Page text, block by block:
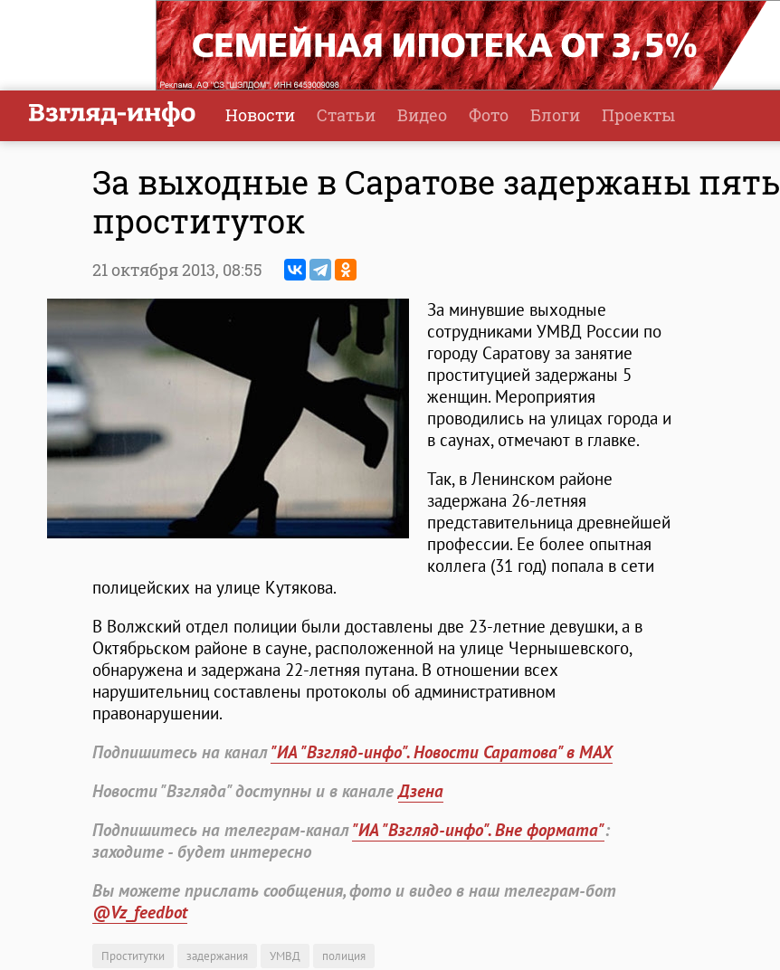
Новости Статьи Видео Фото Блоги Проекты
За выходные в Саратове задержаны пять
проституток
21 октября 2013, 08:55
За минувшие выходные
сотрудниками УМВД России по
городу Саратову за занятие
проституцией задержаны 5
женщин. Мероприятия
проводились на улицах города и
в саунах, отмечают в главке.
Так, в Ленинском районе
задержана 26-летняя
представительница древнейшей
профессии. Ее более опытная
коллега (31 год) попала в сети
полицейских на улице Кутякова.
В Волжский отдел полиции были доставлены две 23-летние девушки, а в
Октябрьском районе в сауне, расположенной на улице Чернышевского,
обнаружена и задержана 22-летняя путана. В отношении всех
нарушительниц составлены протоколы об административном
правонарушении.
Подпишитесь на канал"ИА "Взгляд-инфо". Новости Саратова" в MAX
Новости "Взгляда" доступны и в каналеДзена
Подпишитесь на телеграм-канал"ИА "Взгляд-инфо". Вне формата":
заходите - будет интересно
Вы можете прислать сообщения, фото и видео в наш телеграм-бот
@Vz_feedbot
Проститутки задержания УМВД полиция